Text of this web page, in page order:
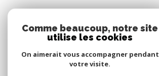
Comme beaucoup, notre site
utilise les cookies
On aimerait vous accompagner pendant
votre visite.